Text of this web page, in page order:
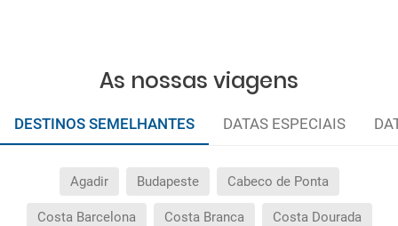
As nossas viagens
DESTINOS SEMELHANTES DATAS ESPECIAIS
Agadir Budapeste Cabeco de Ponta
Costa Barcelona Costa Branca Costa Dourada